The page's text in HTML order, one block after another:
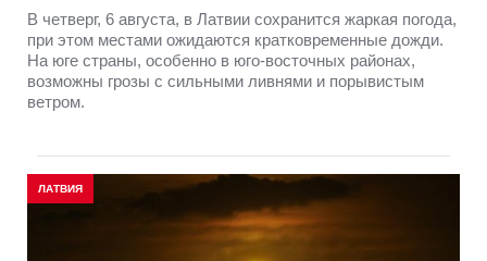
В четверг, 6 августа, в Латвии сохранится жаркая погода,
при этом местами ожидаются кратковременные дожди.
На юге страны, особенно в юго-восточных районах,
возможны грозы с сильными ливнями и порывистым
ветром.
ЛАТВИЯ